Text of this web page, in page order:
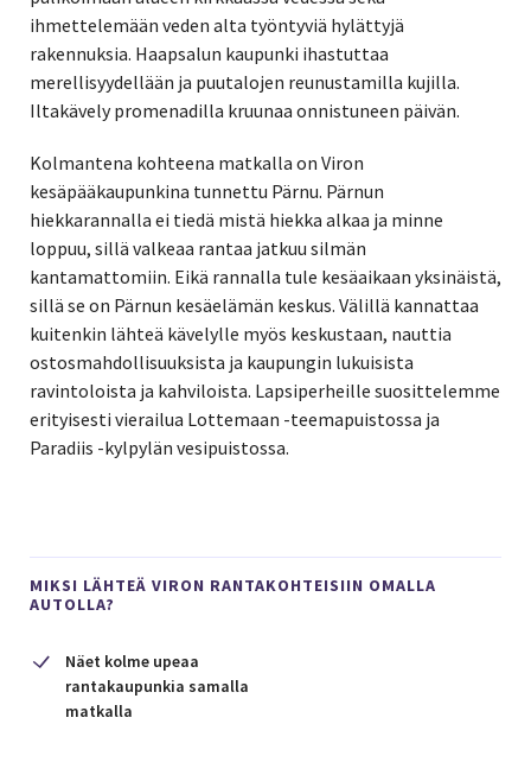
ihmettelemään veden alta työntyviä hylättyjä
rakennuksia. Haapsalun kaupunki ihastuttaa
merellisyydellään ja puutalojen reunustamilla kujilla.
Iltakävely promenadilla kruunaa onnistuneen päivän.
Kolmantena kohteena matkalla on Viron
kesäpääkaupunkina tunnettu Pärnu. Pärnun
hiekkarannalla ei tiedä mistä hiekka alkaa ja minne
loppuu, sillä valkeaa rantaa jatkuu silmän
kantamattomiin. Eikä rannalla tule kesäaikaan yksinäistä,
sillä se on Pärnun kesäelämän keskus. Välillä kannattaa
kuitenkin lähteä kävelylle myös keskustaan, nauttia
ostosmahdollisuuksista ja kaupungin lukuisista
ravintoloista ja kahviloista. Lapsiperheille suosittelemme
erityisesti vierailua Lottemaan -teemapuistossa ja
Paradiis -kylpylän vesipuistossa.
MIKSI LÄHTEÄ VIRON RANTAKOHTEISIIN OMALLA
AUTOLLA?
Näet kolme upeaa
rantakaupunkia samalla
matkalla